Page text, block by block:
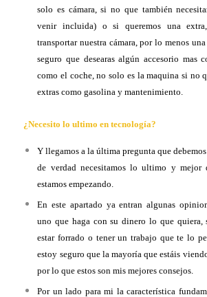
solo es cámara, si no que también
venir incluida) o si queremos una
transportar nuestra cámara, por lo menos
seguro que desearas algún accesorio mas
como el coche, no solo es la maquina si no
extras como gasolina y mantenimiento.
¿Necesito lo ultimo en tecnología?
Y llegamos a la última pregunta que
de verdad necesitamos lo ultimo y mejor
estamos empezando.
En este apartado ya entran algunas
uno que haga con su dinero lo que quiera,
estar forrado o tener un trabajo que te lo
estoy seguro que la mayoría que estáis
por lo que estos son mis mejores consejos.
Por un lado para mi la característica